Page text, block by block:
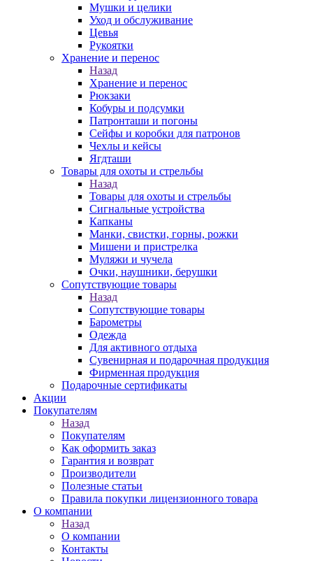
Мушки и целики
Уход и обслуживание
Цевья
Рукоятки
Хранение и перенос
Назад
Хранение и перенос
Рюкзаки
Кобуры и подсумки
Патронташи и погоны
Сейфы и коробки для патронов
Чехлы и кейсы
Ягдташи
Товары для охоты и стрельбы
Назад
Товары для охоты и стрельбы
Сигнальные устройства
Капканы
Манки, свистки, горны, рожки
Мишени и пристрелка
Муляжи и чучела
Очки, наушники, берушки
Сопутствующие товары
Назад
Сопутствующие товары
Барометры
Одежда
Для активного отдыха
Сувенирная и подарочная продукция
Фирменная продукция
Подарочные сертификаты
Акции
Покупателям
Назад
Покупателям
Как оформить заказ
Гарантия и возврат
Производители
Полезные статьи
Правила покупки лицензионного товара
О компании
Назад
О компании
Контакты